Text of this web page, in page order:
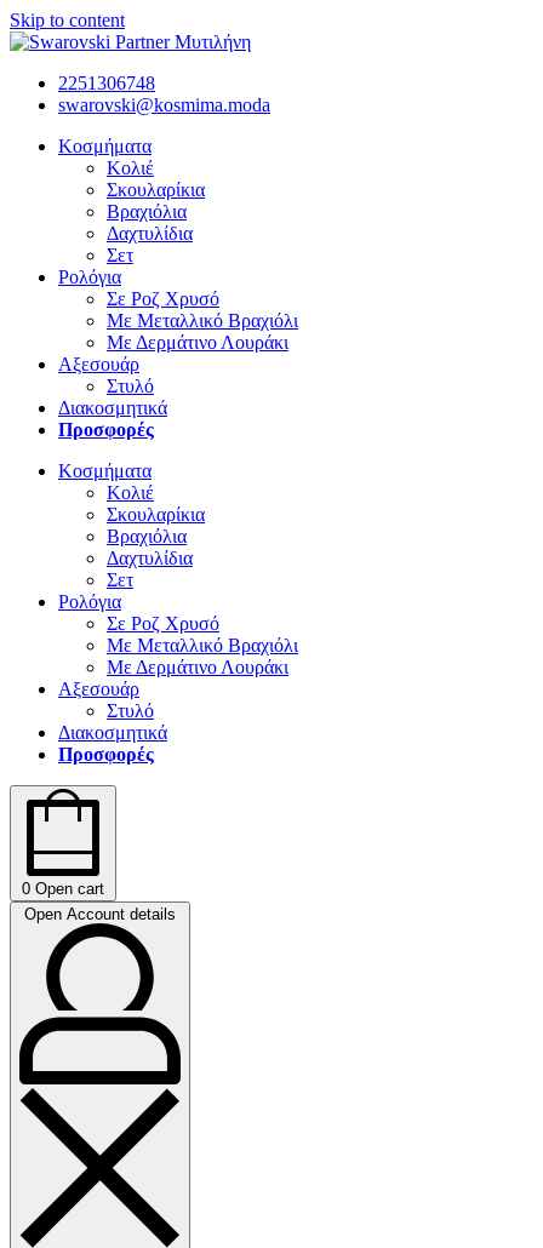
Skip to content
2251306748
swarovski@kosmima.moda
Κοσμήματα
Κολιέ
Σκουλαρίκια
Βραχιόλια
Δαχτυλίδια
Σετ
Ρολόγια
Σε Ροζ Χρυσό
Με Μεταλλικό Βραχιόλι
Με Δερμάτινο Λουράκι
Αξεσουάρ
Στυλό
Διακοσμητικά
Προσφορές
Κοσμήματα
Κολιέ
Σκουλαρίκια
Βραχιόλια
Δαχτυλίδια
Σετ
Ρολόγια
Σε Ροζ Χρυσό
Με Μεταλλικό Βραχιόλι
Με Δερμάτινο Λουράκι
Αξεσουάρ
Στυλό
Διακοσμητικά
Προσφορές
0 Open cart
Open Account details